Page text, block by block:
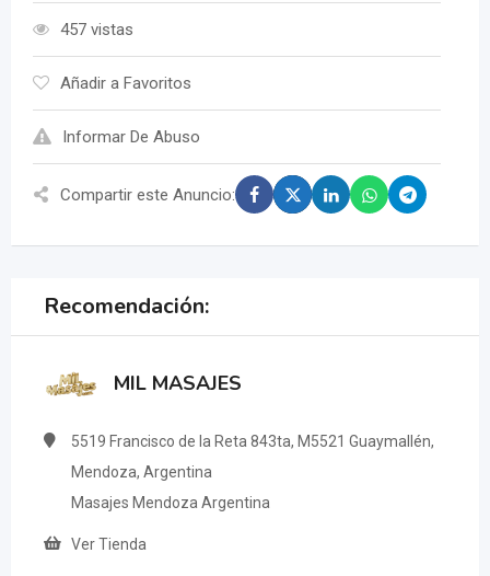
457 vistas
Añadir a Favoritos
Informar De Abuso
Compartir este Anuncio:
Recomendación:
MIL MASAJES
5519 Francisco de la Reta 843ta, M5521 Guaymallén,
Mendoza, Argentina
Masajes Mendoza Argentina
Ver Tienda